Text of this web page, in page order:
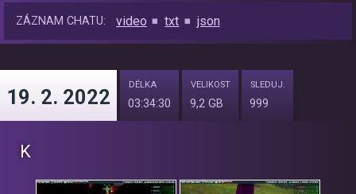
ZÁZNAM CHATU: video txt json
19. 2. 2022
DÉLKA
03:34:30
VELIKOST
9,2 GB
SLEDUJ.
999
K